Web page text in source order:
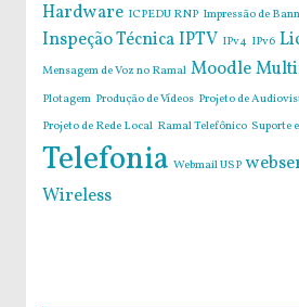
Hardware ICPEDU RNP Impressão de
Inspeção TécnicaIPTV IPv4 IPv6
Mensagem de Voz no Ramal Moodle
Plotagem Produção de Vídeos Projeto de
Projeto de Rede Local Ramal Telefônico Suporte
Telefonia Webmail USP
Wireless